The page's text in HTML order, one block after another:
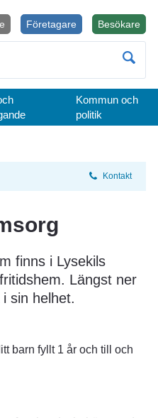
Besökare
Öppnas
Företagare
Kommun och
politik
Kontakt
finns i Lysekils
Längst ner
sin helhet.
barn fyllt 1 år och till och